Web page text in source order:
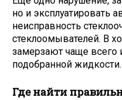
но и эксплуатировать
неисправность
стеклоомывателей. В
замерзают чаще всего
подобранной жидкости.
Где найти